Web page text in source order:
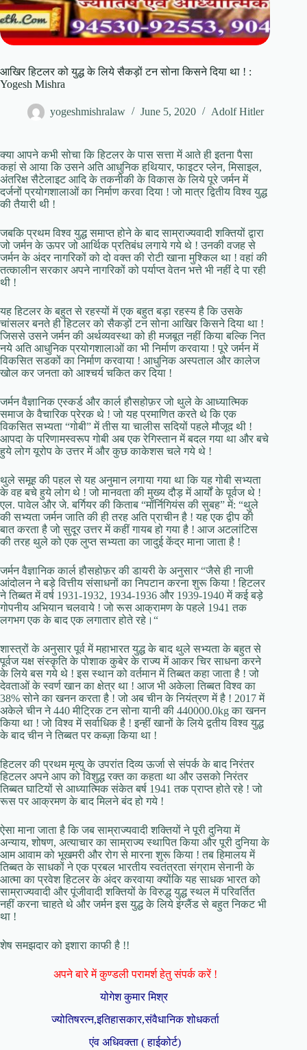
आखिर हिटलर को युद्ध के लिये सैकड़ों टन सोना किसने दिया था ! :
Yogesh Mishra
yogeshmishralaw June 5, 2020 Adolf Hitler
क्या आपने कभी सोचा कि हिटलर के पास सत्ता में आते ही इतना पैसा
कहां से आया कि उसने अति आधुनिक हथियार, फाइटर प्लेन, मिसाइल,
अंतरिक्ष सैटेलाइट आदि के तकनीकी के विकास के लिये पूरे जर्मन में
दर्जनों प्रयोगशालाओं का निर्माण करवा दिया ! जो मात्र द्वितीय विश्व युद्ध
की तैयारी थी !
जबकि प्रथम विश्व युद्ध समाप्त होने के बाद साम्राज्यवादी शक्तियों द्वारा
जो जर्मन के ऊपर जो आर्थिक प्रतिबंध लगाये गये थे ! उनकी वजह से
जर्मन के अंदर नागरिकों को दो वक्त की रोटी खाना मुश्किल था ! वहां की
तत्कालीन सरकार अपने नागरिकों को पर्याप्त वेतन भत्ते भी नहीं दे पा रही
थी !
यह हिटलर के बहुत से रहस्यों में एक बहुत बड़ा रहस्य है कि उसके
चांसलर बनते ही हिटलर को सैकड़ों टन सोना आखिर किसने दिया था !
जिससे उसने जर्मन की अर्थव्यवस्था को ही मजबूत नहीं किया बल्कि नित
नये अति आधुनिक प्रयोगशालाओं का भी निर्माण करवाया ! पूरे जर्मन में
विकसित सडकों का निर्माण करवाया ! आधुनिक अस्पताल और कालेज
खोल कर जनता को आश्चर्य चकित कर दिया !
जर्मन वैज्ञानिक एस्कर्ड और कार्ल हौसहोफ़र जो थुले के आध्यात्मिक
समाज के वैचारिक प्रेरक थे ! जो यह प्रमाणित करते थे कि एक
विकसित सभ्यता “गोबी” में तीस या चालीस सदियों पहले मौजूद थी !
आपदा के परिणामस्वरूप गोबी अब एक रेगिस्तान में बदल गया था और बचे
हुये लोग यूरोप के उत्तर में और कुछ काकेशस चले गये थे !
थुले समूह की पहल से यह अनुमान लगाया गया था कि यह गोबी सभ्यता
के वह बचे हुये लोग थे ! जो मानवता की मुख्य दौड़ में आर्यों के पूर्वज थे !
एल. पावेल और जे. बर्गियर की किताब “मॉर्निगियंस की सुबह” में: “थुले
की सभ्यता जर्मन जाति की ही तरह अति प्राचीन है ! यह एक द्वीप की
बात करता है जो सुदूर उत्तर में कहीं गायब हो गया है ! आज अटलांटिस
की तरह थुले को एक लुप्त सभ्यता का जादुई केंद्र माना जाता है !
जर्मन वैज्ञानिक कार्ल हौसहोफ़र की डायरी के अनुसार “जैसे ही नाजी
आंदोलन ने बड़े वित्तीय संसाधनों का निपटान करना शुरू किया ! हिटलर
ने तिब्बत में वर्ष 1931-1932, 1934-1936 और 1939-1940 में कई बड़े
गोपनीय अभियान चलवाये ! जो रूस आक्रामण के पहले 1941 तक
लगभग एक के बाद एक लगातार होते रहे।“
शास्त्रों के अनुसार पूर्व में महाभारत युद्ध के बाद थुले सभ्यता के बहुत से
पूर्वज यक्ष संस्कृति के पोशाक कुबेर के राज्य में आकर चिर साधना करने
के लिये बस गये थे ! इस स्थान को वर्तमान में तिब्बत कहा जाता है ! जो
देवताओं के स्वर्ण खान का क्षेत्र था ! आज भी अकेला तिब्बत विश्व का
38% सोने का खनन करता है ! जो अब चीन के नियंत्रण में है ! 2017 में
अकेले चीन ने 440 मीट्रिक टन सोना यानी की 440000.0kg का खनन
किया था ! जो विश्व में सर्वाधिक है ! इन्हीं खानों के लिये द्वतीय विश्व युद्ध
के बाद चीन ने तिब्बत पर कब्ज़ा किया था !
हिटलर की प्रथम मृत्यु के उपरांत दिव्य ऊर्जा से संपर्क के बाद निरंतर
हिटलर अपने आप को विशुद्ध रक्त का कहता था और उसको निरंतर
तिब्बत घाटियों से आध्यात्मिक संकेत बर्ष 1941 तक प्राप्त होते रहे ! जो
रूस पर आक्रमण के बाद मिलने बंद हो गये !
ऐसा माना जाता है कि जब साम्राज्यवादी शक्तियों ने पूरी दुनिया में
अन्याय, शोषण, अत्याचार का साम्राज्य स्थापित किया और पूरी दुनिया के
आम आवाम को भूखमरी और रोग से मारना शुरू किया ! तब हिमालय में
तिब्बत के साधकों ने एक प्रबल भारतीय स्वतंत्रता संग्राम सेनानी के
आत्मा का प्रवेश हिटलर के अंदर करवाया क्योंकि यह साधक भारत को
साम्राज्यवादी और पूंजीवादी शक्तियों के विरुद्ध युद्ध स्थल में परिवर्तित
नहीं करना चाहते थे और जर्मन इस युद्ध के लिये इंग्लैंड से बहुत निकट भी
था !
शेष समझदार को इशारा काफी है !!
अपने बारे में कुण्डली परामर्श हेतु संपर्क करें !
योगेश कुमार मिश्र
ज्योतिषरत्न,इतिहासकार,संवैधानिक शोधकर्ता
एंव अधिवक्ता ( हाईकोर्ट)